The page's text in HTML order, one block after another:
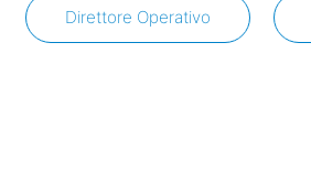
Direttore Operativo